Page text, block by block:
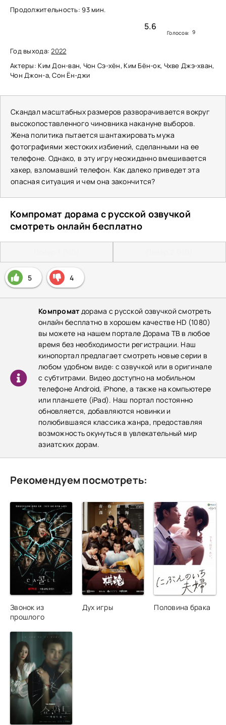
Продолжительность: 93 мин.
5.6
Голосов: 9
Год выхода:2022
Актеры: Ким Дон-ван, Чон Сэ-хён, Ким Бён-ок, Чхве Джэ-хван,
Чон Джон-а, Сон Ён-джи
Скандал масштабных размеров разворачивается вокруг
высокопоставленного чиновника накануне выборов.
Жена политика пытается шантажировать мужа
фотографиями жестоких избиений, сделанными на ее
телефоне. Однако, в эту игру неожиданно вмешивается
хакер, взломавший телефон. Как далеко приведет эта
опасная ситуация и чем она закончится?
Компромат дорама с русской озвучкой
смотреть онлайн бесплатно
5 4
Компромат дорама с русской озвучкой смотреть
онлайн бесплатно в хорошем качестве HD (1080)
вы можете на нашем портале Дорама ТВ в любое
время без необходимости регистрации. Наш
кинопортал предлагает смотреть новые серии в
любом удобном виде: с озвучкой или в оригинале
с субтитрами. Видео доступно на мобильном
телефоне Android, iPhone, а также на компьютере
или планшете (iPad). Наш портал постоянно
обновляется, добавляются новинки и
полюбившаяся классика жанра, предоставляя
возможность окунуться в увлекательный мир
азиатских дорам.
Рекомендуем посмотреть:
Звонок из
прошлого
Дух игры Половина брака